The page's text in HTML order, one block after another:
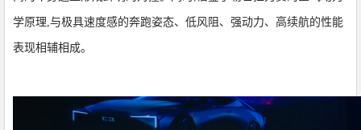
学原理,与极具速度感的奔跑姿态、低风阻、强动力、高续航的性能
表现相辅相成。